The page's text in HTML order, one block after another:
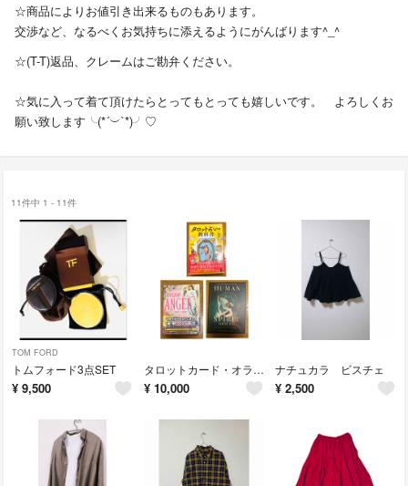
☆商品によりお値引き出来るものもあります。
交渉など、なるべくお気持ちに添えるようにがんばります^_^
☆(T-T)返品、クレームはご勘弁ください。
☆気に入って着て頂けたらとってもとっても嬉しいです。 よろしくお
願い致します╰(*´︶`*)╯♡
11件中 1 - 11件
TOM FORD
トムフォード3点SET
¥ 9,500
タロットカード・オラクルカード3点set
¥ 10,000
ナチュカラ ビスチェ
¥ 2,500